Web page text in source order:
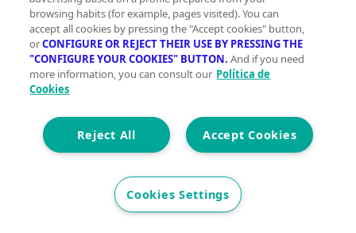
browsing habits (for example, pages visited). You can
accept all cookies by pressing the "Accept cookies" button,
orCONFIGURE OR REJECT THEIR USE BY PRESSING THE
"CONFIGURE YOUR COOKIES" BUTTON. And if you need
more information, you can consult our Política de
Cookies
Accept Cookies
Reject All
Cookies Settings